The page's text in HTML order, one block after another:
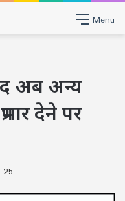
Menu
अब अन्य
देने पर
25